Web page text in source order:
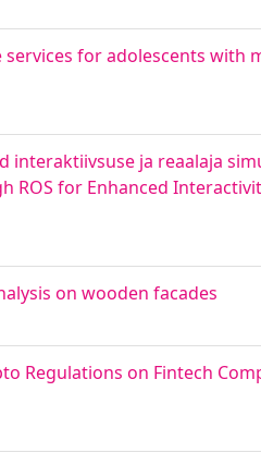
for adolescents with
interaktiivsuse ja reaalaja
for Enhanced
on wooden facades
Regulations on Fintech